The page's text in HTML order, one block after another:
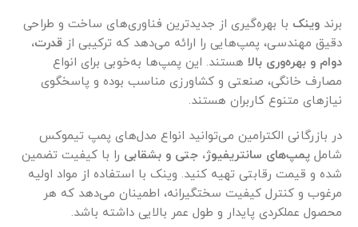
برند وینک با بهره‌گیری از جدیدترین فناوری‌های ساخت و طراحی
دقیق مهندسی، پمپ‌هایی را ارائه می‌دهد که ترکیبی از قدرت،
دوام و بهره‌وری بالا هستند. این پمپ‌ها به‌خوبی برای انواع
مصارف خانگی، صنعتی و کشاورزی مناسب بوده و پاسخگوی
نیازهای متنوع کاربران هستند.
در بازرگانی الکترامین می‌توانید انواع مدل‌های پمپ تیموکس
شامل پمپ‌های سانتریفیوژ، جتی و بشقابی را با کیفیت تضمین
شده و قیمت رقابتی تهیه کنید. وینک با استفاده از مواد اولیه
مرغوب و کنترل کیفیت سختگیرانه، اطمینان می‌دهد که هر
محصول عملکردی پایدار و طول عمر بالایی داشته باشد.